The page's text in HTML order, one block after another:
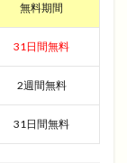
無料期間
31日間無料
2週間無料
31日間無料